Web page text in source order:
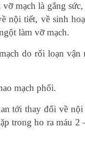
mạch là gắng sức,
nội tiết, về sinh
làm vỡ mạch.
do rối loạn vận
mạch phổi.
tới thay đổi về
trong ho ra máu 2